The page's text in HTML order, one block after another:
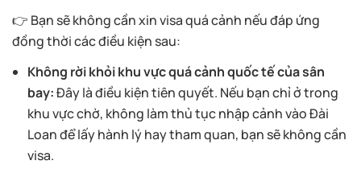
👉 Bạn sẽ không cần xin visa quá cảnh nếu đáp ứng
đồng thời các điều kiện sau:
Không rời khỏi khu vực quá cảnh quốc tế của sân
bay:Đây là điều kiện tiên quyết. Nếu bạn chỉ ở trong
khu vực chờ, không làm thủ tục nhập cảnh vào Đài
Loan để lấy hành lý hay tham quan, bạn sẽ không cần
visa.